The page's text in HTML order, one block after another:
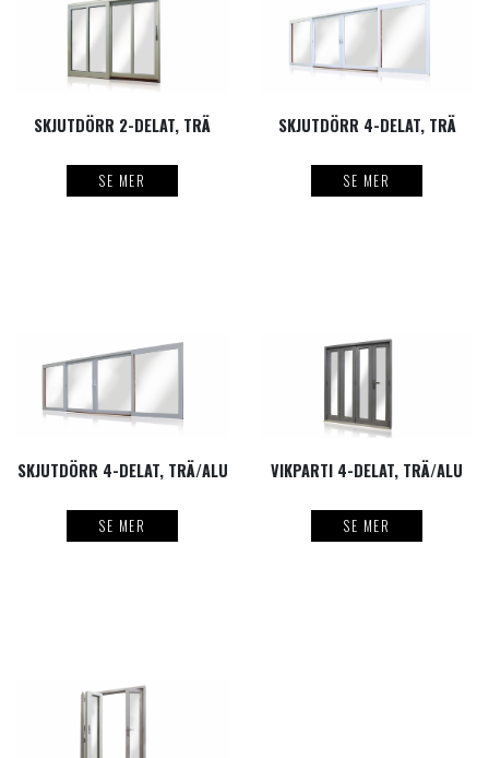
SKJUTDÖRR 2-DELAT, TRÄ
SE MER
SKJUTDÖRR 4-DELAT, TRÄ
SE MER
SKJUTDÖRR 4-DELAT, TRÄ/ALU
SE MER
VIKPARTI 4-DELAT, TRÄ/ALU
SE MER